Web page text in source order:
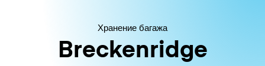
Хранение багажа
Breckenridge